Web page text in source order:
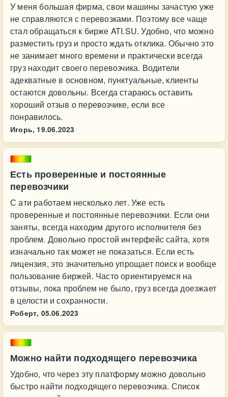
У меня большая фирма, свои машины зачастую уже
не справляются с перевозками. Поэтому все чаще
стал обращаться к бирже ATI.SU. Удобно, что можно
разместить груз и просто ждать отклика. Обычно это
не занимает много времени и практически всегда
груз находит своего перевозчика. Водители
адекватные в основном, пунктуальные, клиенты
остаются довольны. Всегда стараюсь оставить
хороший отзыв о перевозчике, если все
понравилось.
Игорь, 19.06.2023
Есть проверенные и постоянные
перевозчики
С ати работаем несколько лет. Уже есть
проверенные и постоянные перевозчики. Если они
заняты, всегда находим другого исполнителя без
проблем. Довольно простой интерфейс сайта, хотя
изначально так может не показаться. Если есть
лицензия, это значительно упрощает поиск и вообще
пользование биржей. Часто ориентируемся на
отзывы, пока проблем не было, груз всегда доезжает
в целости и сохранности.
Роберт, 05.06.2023
Можно найти подходящего перевозчика
Удобно, что через эту платформу можно довольно
быстро найти подходящего перевозчика. Список